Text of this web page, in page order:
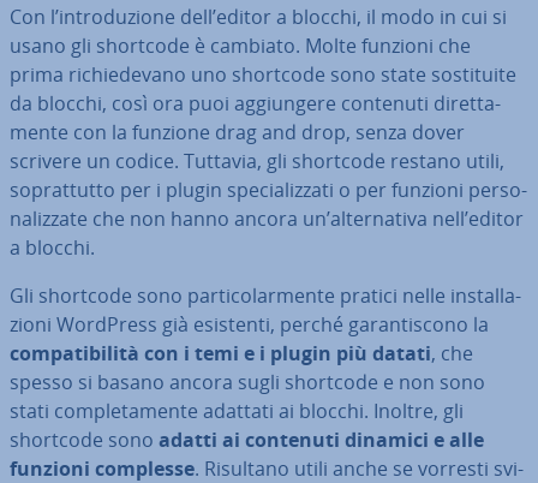
Con l’in­tro­du­zio­ne dell’editor a blocchi, il modo in cui si
usano gli shortcode è cambiato. Molte funzioni che
prima ri­chie­de­va­no uno shortcode sono state so­sti­tui­te
da blocchi, così ora puoi ag­giun­ge­re contenuti di­ret­ta­
men­te con la funzione drag and drop, senza dover
scrivere un codice. Tuttavia, gli shortcode restano utili,
so­prat­tut­to per i plugin spe­cia­liz­za­ti o per funzioni per­so­
na­liz­za­te che non hanno ancora un’al­ter­na­ti­va nell’editor
a blocchi.
Gli shortcode sono par­ti­co­lar­men­te pratici nelle in­stal­la­
zio­ni WordPress già esistenti, perché ga­ran­ti­sco­no la
com­pa­ti­bi­li­tà con i temi e i plugin più datati, che
spesso si basano ancora sugli shortcode e non sono
stati com­ple­ta­men­te adattati ai blocchi. Inoltre, gli
shortcode sono adatti ai contenuti dinamici e alle
funzioni complesse. Risultano utili anche se vorresti svi­